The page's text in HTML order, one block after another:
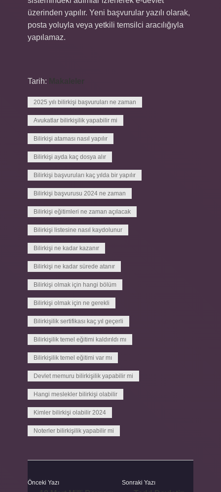
üzerinden yapılır. Yeni başvurular yazılı olarak,
posta yoluyla veya yetkili temsilci aracılığıyla
yapılamaz.
Tarih:
2025 yılı bilirkişi başvuruları ne zaman
Avukatlar bilirkişilik yapabilir mi
Bilirkişi ataması nasıl yapılır
Bilirkişi ayda kaç dosya alır
Bilirkişi başvuruları kaç yılda bir yapılır
Bilirkişi başvurusu 2024 ne zaman
Bilirkişi eğitimleri ne zaman açılacak
Bilirkişi listesine nasıl kaydolunur
Bilirkişi ne kadar kazanır
Bilirkişi ne kadar sürede atanır
Bilirkişi olmak için hangi bölüm
Bilirkişi olmak için ne gerekli
Bilirkişilik sertifikası kaç yıl geçerli
Bilirkişilik temel eğitimi kaldırıldı mı
Bilirkişilik temel eğitimi var mı
Devlet memuru bilirkişilik yapabilir mi
Hangi meslekler bilirkişi olabilir
Kimler bilirkişi olabilir 2024
Noterler bilirkişilik yapabilir mi
Önceki Yazı Sonraki Yazı